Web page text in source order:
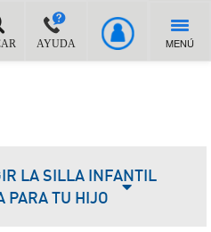
AYUDA MENÚ
LA SILLA INFANTIL
PARA TU HIJO